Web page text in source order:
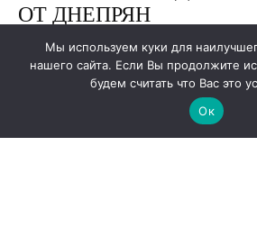
Мы используем куки для
нашего сайта. Если Вы продолжите
будем считать что Вас это
Ок